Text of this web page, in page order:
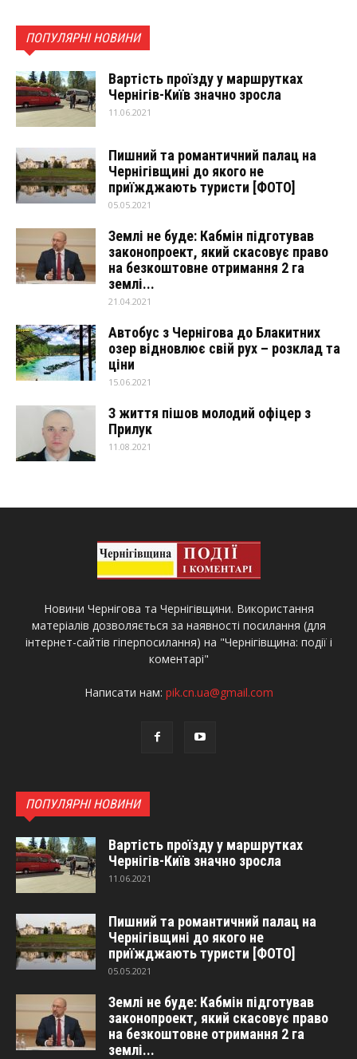
ПОПУЛЯРНІ НОВИНИ
Вартість проїзду у маршрутках
Чернігів-Київ значно зросла
11.06.2021
Пишний та романтичний палац на
Чернігівщині до якого не
приїжджають туристи [ФОТО]
05.05.2021
Землі не буде: Кабмін підготував
законопроект, який скасовує право
на безкоштовне отримання 2 га
землі...
21.04.2021
Автобус з Чернігова до Блакитних
озер відновлює свій рух – розклад та
ціни
15.06.2021
З життя пішов молодий офіцер з
Прилук
11.08.2021
Новини Чернігова та Чернігівщини. Використання
матеріалів дозволяється за наявності посилання (для
інтернет-сайтів гіперпосилання) на "Чернігівщина: події і
коментарі"
Написати нам: pik.cn.ua@gmail.com
ПОПУЛЯРНІ НОВИНИ
Вартість проїзду у маршрутках
Чернігів-Київ значно зросла
11.06.2021
Пишний та романтичний палац на
Чернігівщині до якого не
приїжджають туристи [ФОТО]
05.05.2021
Землі не буде: Кабмін підготував
законопроект, який скасовує право
на безкоштовне отримання 2 га
землі...